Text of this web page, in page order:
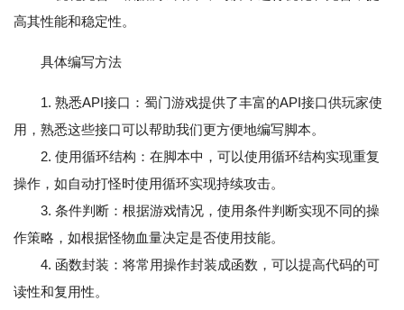
高其性能和稳定性。
具体编写方法
1. 熟悉API接口：蜀门游戏提供了丰富的API接口供玩家使
用，熟悉这些接口可以帮助我们更方便地编写脚本。
2. 使用循环结构：在脚本中，可以使用循环结构实现重复
操作，如自动打怪时使用循环实现持续攻击。
3. 条件判断：根据游戏情况，使用条件判断实现不同的操
作策略，如根据怪物血量决定是否使用技能。
4. 函数封装：将常用操作封装成函数，可以提高代码的可
读性和复用性。